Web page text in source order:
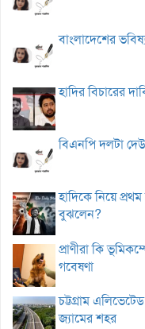
বাংলাদেশের
হাদির বিচারের
বিএনপি দলটা
হাদিকে নিয়ে
বুঝলেন?
প্রাণীরা কি
গবেষণা
চট্টগ্রাম
জ্যামের শহর